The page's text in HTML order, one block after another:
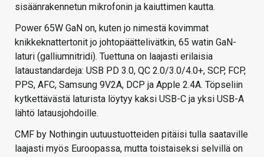
sisäänrakennetun mikrofonin ja kaiuttimen kautta.
Power 65W GaN on, kuten jo nimestä kovimmat
knikkeknattertonit jo johtopäättelivätkin, 65 watin GaN-
laturi (galliumnitridi). Tuettuna on laajasti erilaisia
lataustandardeja: USB PD 3.0, QC 2.0/3.0/4.0+, SCP, FCP,
PPS, AFC, Samsung 9V2A, DCP ja Apple 2.4A. Töpseliin
kytkettävästä laturista löytyy kaksi USB-C ja yksi USB-A
lähtö latausjohdoille.
CMF by Nothingin uutuustuotteiden pitäisi tulla saataville
laajasti myös Euroopassa, mutta toistaiseksi selvillä on